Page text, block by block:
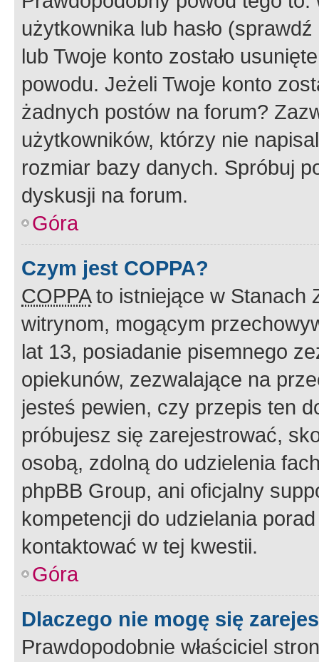
użytkownika lub hasło
lub Twoje konto zostało
powodu. Jeżeli Twoje konto
żadnych postów na forum?
użytkowników, którzy nie
rozmiar bazy danych. Spróbuj
dyskusji na forum.
Góra
Czym jest COPPA?
COPPAto istniejące w Stanach
witrynom, mogącym
lat 13, posiadanie pisemnego
opiekunów, zezwalające na
jesteś pewien, czy przepis ten
próbujesz się zarejestrować,
osobą, zdolną do udzielenia
phpBB Group, ani oficjalny
kompetencji do udzielania
kontaktować w tej kwestii.
Góra
Dlaczego nie mogę się
Prawdopodobnie właściciel